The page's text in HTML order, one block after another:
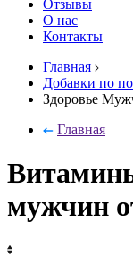
Отзывы
О нас
Контакты
Главная
Добавки по
Здоровье
Главная
мужчин